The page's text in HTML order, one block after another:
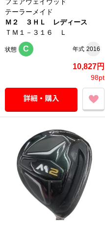
フェアウェイウッド
テーラーメイド
Ｍ２ ３ＨＬ レディース
ＴＭ１－３１６ Ｌ
状態 C 年式 2016
10,827円
98pt